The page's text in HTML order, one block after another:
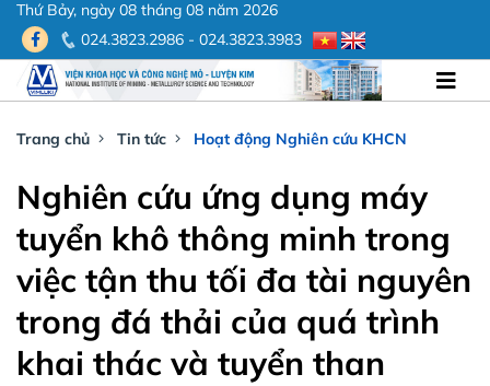
Thứ Bảy, ngày 08 tháng 08 năm 2026
024.3823.2986 - 024.3823.3983
Trang chủ Tin tức Hoạt động Nghiên cứu KHCN
Nghiên cứu ứng dụng máy
tuyển khô thông minh trong
việc tận thu tối đa tài nguyên
trong đá thải của quá trình
khai thác và tuyển than